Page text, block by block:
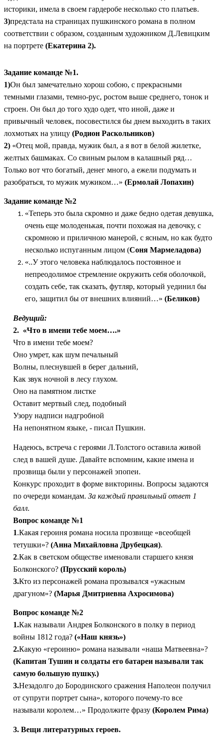
историки, имела в своем гардеробе несколько сто платьев.
3)предстала на страницах пушкинского романа в полном
соответствии с образом, созданным художником Д.Левицким
на портрете (Екатерина 2).
Задание команде №1.
1)Он был замечательно хорош собою, с прекрасными
темными глазами, темно-рус, ростом выше среднего, тонок и
строен. Он был до того худо одет, что иной, даже и
привычный человек, посовестился бы днем выходить в таких
лохмотьях на улицу (Родион Раскольников)
2) «Отец мой, правда, мужик был, а я вот в белой жилетке,
желтых башмаках. Со свиным рылом в калашный ряд…
Только вот что богатый, денег много, а ежели подумать и
разобраться, то мужик мужиком…» (Ермолай Лопахин)
Задание команде №2
«Теперь это была скромно и даже бедно одетая девушка,
очень еще молоденькая, почти похожая на девочку, с
скромною и приличною манерой, с ясным, но как будто
несколько испуганным лицом (Соня Мармеладова)
«..У этого человека наблюдалось постоянное и
непреодолимое стремление окружить себя оболочкой,
создать себе, так сказать, футляр, который уединил бы
его, защитил бы от внешних влияний…» (Беликов)
Ведущий:
2. «Что в имени тебе моем….»
Что в имени тебе моем?
Оно умрет, как шум печальный
Волны, плеснувшей в берег дальний,
Как звук ночной в лесу глухом.
Оно на памятном листке
Оставит мертвый след, подобный
Узору надписи надгробной
На непонятном языке, - писал Пушкин.
Надеюсь, встреча с героями Л.Толстого оставила живой
след в вашей душе. Давайте вспомним, какие имена и
прозвища были у персонажей эпопеи.
Конкурс проходит в форме викторины. Вопросы задаются
по очереди командам. За каждый правильный ответ 1
балл.
Вопрос команде №1
1.Какая героиня романа носила прозвище «всеобщей
тетушки»? (Анна Михайловна Друбецкая).
2.Как в светском обществе именовали старшего князя
Болконского? (Прусский король)
3.Кто из персонажей романа прозывался «ужасным
драгуном»? (Марья Дмитриевна Ахросимова)
Вопрос команде №2
1.Как называли Андрея Болконского в полку в период
войны 1812 года? («Наш князь»)
2.Какую «героиню» романа называли «наша Матвеевна»?
(Капитан Тушин и солдаты его батареи называли так
самую большую пушку.)
3.Незадолго до Бородинского сражения Наполеон получил
от супруги портрет сына», которого почему-то все
называли королем…» Продолжите фразу (Королем Рима)
3. Вещи литературных героев.